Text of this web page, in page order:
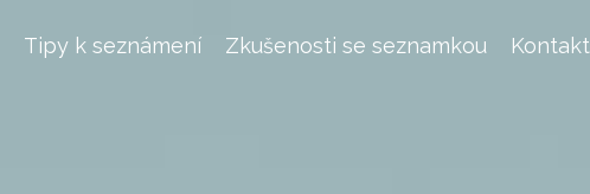
Tipy k seznámení Zkušenosti se seznamkou Kontakt